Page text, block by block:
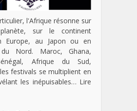
l'Afrique résonne sur
sur le continent
Europe, au Japon ou en
Nord. Maroc, Ghana,
Afrique du Sud,
festivals se multiplient en
les inépuisables… Lire